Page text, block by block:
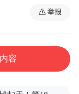
举报
容